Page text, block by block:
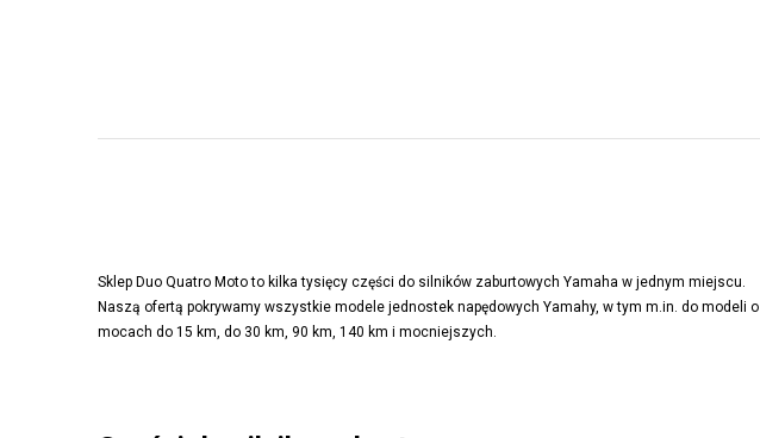
Sklep Duo Quatro Moto to kilka tysięcy części do silników zaburtowych Yamaha w jednym miejscu.
Naszą ofertą pokrywamy wszystkie modele jednostek napędowych Yamahy, w tym m.in. do modeli o
mocach do 15 km, do 30 km, 90 km, 140 km i mocniejszych.